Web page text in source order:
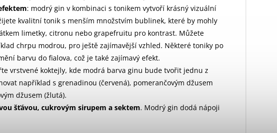
: modrý gin v kombinaci s tonikem vytvoří krásný vizuální
kvalitní tonik s menším množstvím bublinek, které by mohly
limetky, citronu nebo grapefruitu pro kontrast. Můžete
chrpu modrou, pro ještě zajímavější vzhled. Některé toniky po
barvu do fialova, což je také zajímavý efekt.
vrstvené koktejly, kde modrá barva ginu bude tvořit jednu z
například s grenadinou (červená), pomerančovým džusem
džusem (žlutá).
šťávou, cukrovým sirupem a sektem. Modrý gin dodá nápoji